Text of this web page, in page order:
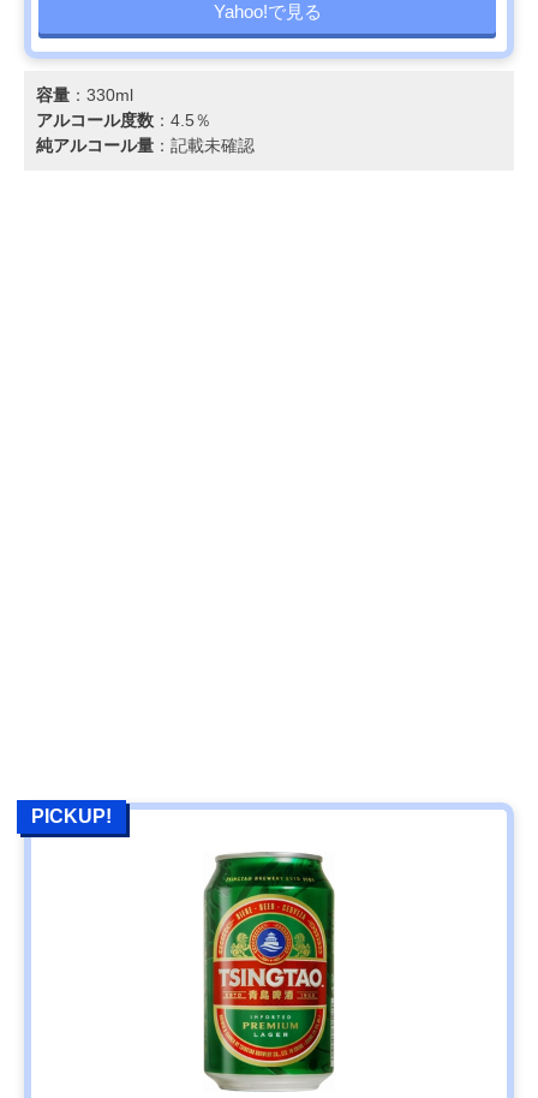
Yahoo!で見る
容量 ：330ml
アルコール度数 ：4.5％
純アルコール量 ：記載未確認
PICKUP!